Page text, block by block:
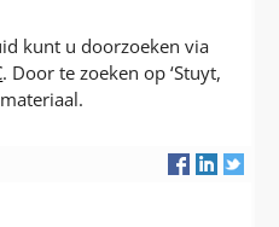
kunt u doorzoeken via
. Door te zoeken op ‘Stuyt,